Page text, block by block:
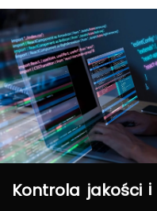
Kontrola jakości i